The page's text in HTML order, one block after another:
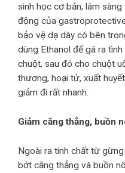
sinh học cơ bản, lâm
động của
bảo vệ dạ dày có bên
dùng Ethanol để gâ ra
chuột, sau đó cho chuột
thương, hoại tử, xuất
giảm đi rất nhanh.
Giảm căng thẳng, buồn
Ngoài ra tinh chất từ
bớt căng thẳng và buồn